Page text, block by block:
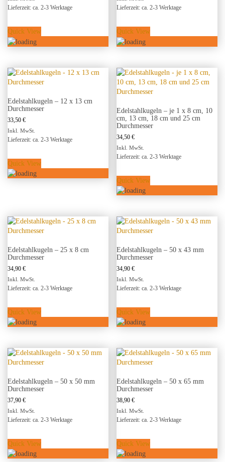
Lieferzeit: ca. 2-3 Werktage
Quick View
Lieferzeit: ca. 2-3 Werktage
Quick View
Edelstahlkugeln – 12 x 13 cm
Durchmesser
33,50 €
Inkl. MwSt.
Lieferzeit: ca. 2-3 Werktage
Quick View
Edelstahlkugeln – je 1 x 8 cm, 10
cm, 13 cm, 18 cm und 25 cm
Durchmesser
34,50€
Inkl. MwSt.
Lieferzeit: ca. 2-3 Werktage
Quick View
Edelstahlkugeln – 25 x 8 cm
Durchmesser
34,90 €
Inkl. MwSt.
Lieferzeit: ca. 2-3 Werktage
Quick View
Edelstahlkugeln – 50 x 43 mm
Durchmesser
34,90€
Inkl. MwSt.
Lieferzeit: ca. 2-3 Werktage
Quick View
Edelstahlkugeln – 50 x 50 mm
Durchmesser
37,90 €
Inkl. MwSt.
Lieferzeit: ca. 2-3 Werktage
Quick View
Edelstahlkugeln – 50 x 65 mm
Durchmesser
38,90€
Inkl. MwSt.
Lieferzeit: ca. 2-3 Werktage
Quick View